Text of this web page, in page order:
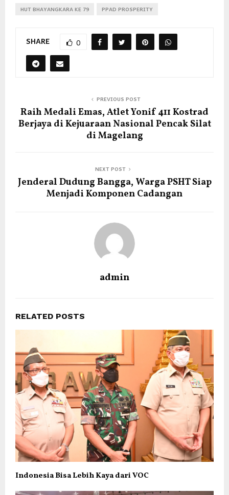
HUT BHAYANGKARA KE 79 PPAD PROSPERITY
SHARE 0
PREVIOUS POST
Raih Medali Emas, Atlet Yonif 411 Kostrad
Berjaya di Kejuaraan Nasional Pencak Silat
di Magelang
NEXT POST
Jenderal Dudung Bangga, Warga PSHT Siap
Menjadi Komponen Cadangan
admin
RELATED POSTS
Indonesia Bisa Lebih Kaya dari VOC